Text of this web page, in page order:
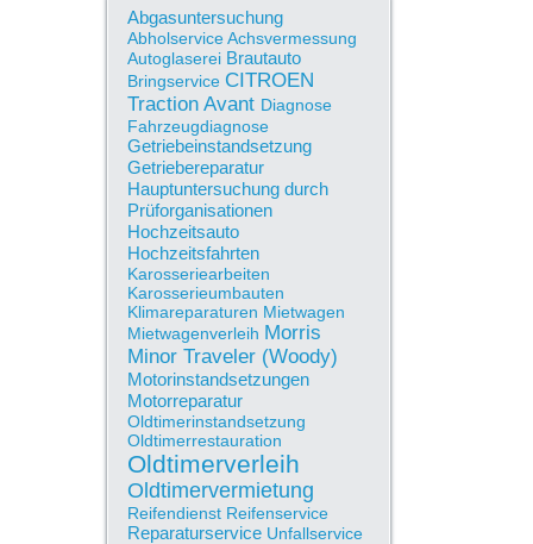
Abgasuntersuchung
AbholserviceAchsvermessung
Autoglaserei Brautauto
Bringservice CITROEN
Traction Avant Diagnose
Fahrzeugdiagnose
Getriebeinstandsetzung
Getriebereparatur
Hauptuntersuchung durch
Prüforganisationen
Hochzeitsauto
Hochzeitsfahrten
Karosseriearbeiten
Karosserieumbauten
Klimareparaturen Mietwagen
Mietwagenverleih Morris
Minor Traveler (Woody)
Motorinstandsetzungen
Motorreparatur
Oldtimerinstandsetzung
Oldtimerrestauration
Oldtimerverleih
Oldtimervermietung
Reifendienst Reifenservice
Reparaturservice Unfallservice